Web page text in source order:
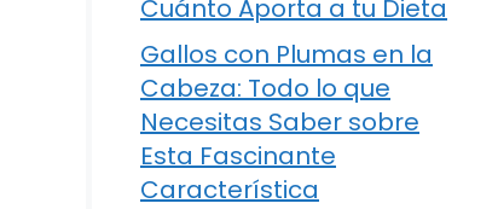
Cuánto Aporta a tu Dieta
Gallos con Plumas en la
Cabeza: Todo lo que
Necesitas Saber sobre
Esta Fascinante
Característica